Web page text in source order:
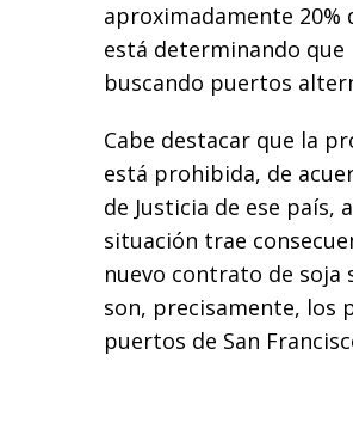
aproximadamente 20%
está determinando
buscando puertos
Cabe destacar que la
está prohibida, de
de Justicia de ese país,
situación trae
nuevo contrato de soja
son, precisamente, los
puertos de San